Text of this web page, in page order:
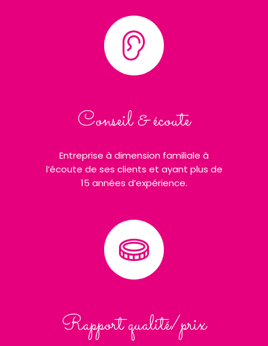
Rapport qualité/prix
Conseil & écoute
Entreprise à dimension familiale à
l’écoute de ses clients et ayant plus de
15 années d’expérience.